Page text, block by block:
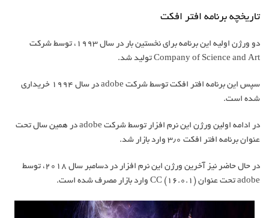
تاریخچه برنامه افتر افکت
دو ورژن اولیه این برنامه برای نخستین بار در سال ۱۹۹۳، توسط شرکت
Company of Science and Art تولید شد.
سپس این برنامه افتر افکت توسط شرکت adobe در سال ۱۹۹۴ خریداری
شده است.
در ادامه اولین ورژن این نرم افزار توسط شرکت adobe در همین سال تحت
عنوان برنامه افتر افکت ۳٫۰ وارد بازار شد.
در حال حاضر نیز آخرین ورژن این نرم افزار در دسامبر سال ۲۰۱۸، توسط
adobe تحت عنوان CC (16.0.1) وارد بازار مصرف شده است.